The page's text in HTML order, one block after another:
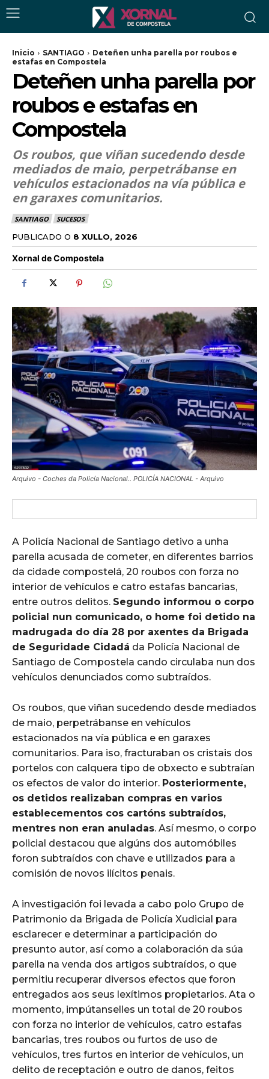
Inicio SANTIAGO
Deteñen unha parella por roubos e
estafas en Compostela
Deteñen unha parella por
roubos e estafas en
Compostela
Os roubos, que viñan sucedendo desde
mediados de maio, perpetrábanse en
vehículos estacionados na vía pública e
en garaxes comunitarios.
SANTIAGO SUCESOS
PUBLICADO O 8 XULLO, 2026
Xornal de Compostela
Arquivo - Coches da Policía Nacional.. POLICÍA NACIONAL - Arquivo
A Policía Nacional de Santiago detivo a unha
parella acusada de cometer, en diferentes barrios
da cidade compostelá, 20 roubos con forza no
interior de vehículos e catro estafas bancarias,
entre outros delitos. Segundo informou o corpo
policial nun comunicado, o home foi detido na
madrugada do día 28 por axentes da Brigada
de Seguridade Cidadá da Policía Nacional de
Santiago de Compostela cando circulaba nun dos
vehículos denunciados como subtraídos.
Os roubos, que viñan sucedendo desde mediados
de maio, perpetrábanse en vehículos
estacionados na vía pública e en garaxes
comunitarios. Para iso, fracturaban os cristais dos
portelos con calquera tipo de obxecto e subtraían
os efectos de valor do interior. Posteriormente,
os detidos realizaban compras en varios
establecementos cos cartóns subtraídos,
mentres non eran anuladas. Así mesmo, o corpo
policial destacou que algúns dos automóbiles
foron subtraídos con chave e utilizados para a
comisión de novos ilícitos penais.
A investigación foi levada a cabo polo Grupo de
Patrimonio da Brigada de Policía Xudicial para
esclarecer e determinar a participación do
presunto autor, así como a colaboración da súa
parella na venda dos artigos subtraídos, o que
permitiu recuperar diversos efectos que foron
entregados aos seus lexítimos propietarios. Ata o
momento, impútanselles un total de 20 roubos
con forza no interior de vehículos, catro estafas
bancarias, tres roubos ou furtos de uso de
vehículos, tres furtos en interior de vehículos, un
delito de receptación e outro de danos, feitos